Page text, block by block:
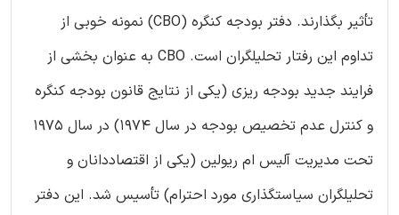
تأثیر بگذارند. دفتر بودجه کنگره (CBO) نمونه خوبی از
تداوم این رفتار تحلیلگران است. CBO به عنوان بخشی از
فرایند جدید بودجه ریزی (یکی از نتایج قانون بودجه کنگره
و کنترل عدم تخصیص بودجه در سال 1974) در سال 1975
تحت مدیریت آلیس ام ریولین (یکی از اقتصاددانان و
تحلیلگران سیاستگذاری مورد احترام) تأسیس شد. این دفتر